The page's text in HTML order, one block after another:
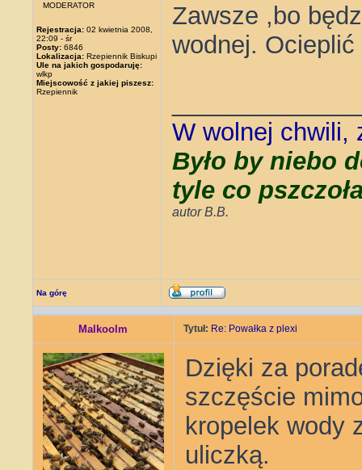
MODERATOR
Rejestracja: 02 kwietnia 2008,
22:09 - śr
Posty: 6846
Lokalizacja: Rzepiennik Biskupi
Ule na jakich gospodaruję:
wlkp
Miejscowość z jakiej piszesz:
Rzepiennik
Zawsze ,bo
wodnej.
W wolnej chwili,
Było by niebo
tyle co
autor B.B.
Na górę
Malkoolm Tytuł: Re: Powałka z plexi
Dzięki za
szczęście
kropelek wody
uliczką.